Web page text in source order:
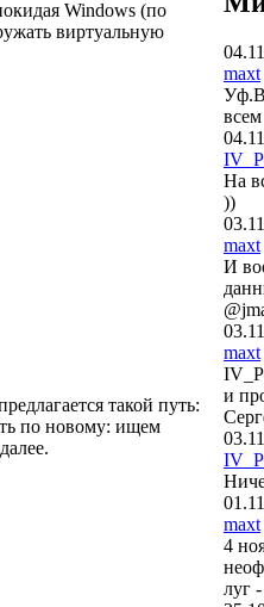
Windows (по
виртуальную
такой путь:
по новому: ищем
maxt
На
))
maxt
И
maxt
и
maxt
4
луг